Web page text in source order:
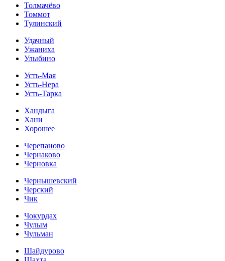
Толмачёво
Томмот
Тулинский
Удачный
Ужаниха
Улыбино
Усть-Мая
Усть-Нера
Усть-Тарка
Хандыга
Хани
Хорошее
Черепаново
Чернаково
Черновка
Чернышевский
Черский
Чик
Чокурдах
Чулым
Чульман
Шайдурово